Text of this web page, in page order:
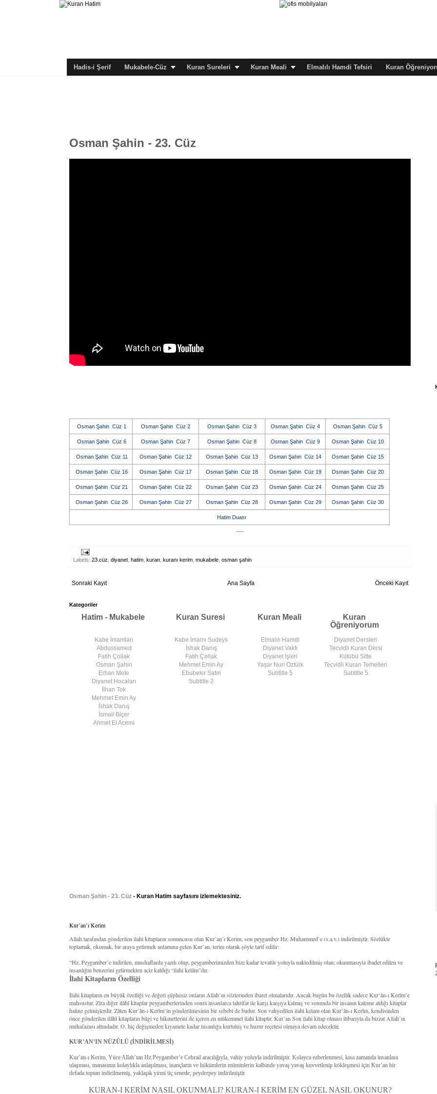
Hadis-i Şerif Mukabele-Cüz Kuran Sureleri Kuran Meali Elmalılı Hamdi Tefsiri Kuran
Osman Şahin - 23. Cüz
Osman Şahin Cüz 1 Osman Şahin Cüz 2 Osman Şahin Cüz 3 Osman Şahin Cüz 4 Osman Şahin Cüz 5
Osman Şahin Cüz 6 Osman Şahin Cüz 7 Osman Şahin Cüz 8 Osman Şahin Cüz 9 Osman Şahin Cüz 10
Osman Şahin Cüz 11 Osman Şahin Cüz 12 Osman Şahin Cüz 13 Osman Şahin Cüz 14 Osman Şahin Cüz 15
Osman Şahin Cüz 16 Osman Şahin Cüz 17 Osman Şahin Cüz 18 Osman Şahin Cüz 19 Osman Şahin Cüz 20
Osman Şahin Cüz 21 Osman Şahin Cüz 22 Osman Şahin Cüz 23 Osman Şahin Cüz 24 Osman Şahin Cüz 25
Osman Şahin Cüz 26 Osman Şahin Cüz 27 Osman Şahin Cüz 28 Osman Şahin Cüz 29 Osman Şahin Cüz 30
Hatim Duası
----
Labels: 23.cüz diyanet hatim kuran kuranı kerim mukabele osman şahin
Sonraki Kayıt Önceki Kayıt
Ana Sayfa
Kategoriler
Hatim - Mukabele Kuran Suresi Kuran Meali
Kuran
Öğreniyorum
Kabe İmamları
Abdussamed
Fatih Çollak
Osman Şahin
Erhan Mete
Diyanet Hocaları
İlhan Tok
Mehmet Emin Ay
İshak Danış
İsmail Biçer
Ahmet El Acemi
Kabe İmamı Sudeys
İshak Danış
Fatih Çollak
Mehmet Emin Ay
Ebubekir Satıri
Subtitle 2
Elmalılı Hamdi
Diyanet Vakfı
Diyanet İşleri
Yaşar Nuri Öztürk
Subtitle 5
Diyanet Dersleri
Tecvidli Kuran Dersi
Kütübü Sitte
Tecvidli Kuran Temelleri
Subtitle 5
Osman Şahin - 23. Cüz - Kuran Hatim sayfasını izlemektesiniz.
Kur’an’ı Kerim
Allah tarafından gönderilen ilahi kitapların sonuncusu olan Kur’an’ı Kerim, son peygamber Hz. Muhammed’e (s.a.v.) indirilmiştir. Sözlükte
toplamak, okumak, bir araya getirmek anlamına gelen Kur’an, terim olarak şöyle tarif edilir:
“Hz. Peygamber’e indirilen, mushaflarda yazılı olup, peygamberimizden bize kadar tevatür yoluyla nakledilmiş olan; okunmasıyla ibadet edilen ve
insanlığın benzerini getirmekten aciz kaldığı “ilahi kelâm”dır.
İlahi Kitapların Özelliği
İlahi kitapların en büyük özelliği ve değeri şüphesiz onların Allah’ın sözlerinden ibaret olmalarıdır. Ancak bugün bu özellik sadece Kur’ân-ı Kerîm’e
mahsustur. Zira diğer ilâhî kitaplar peygamberlerinden sonra insanlarca tahrifat ile karşı karşıya kalmış ve sonunda bir insanın kaleme aldığı kitaplar
haline gelmişlerdir. Zâten Kur’ân-ı Kerîm’in gönderilmesinin bir sebebi de budur. Son vahyedilen ilahi kelam olan Kur’ân-ı Kerîm, kendisinden
önce gönderilen ilâhî kitapların bilgi ve hikmetlerini de içeren en mükemmel ilahi kitaptır. Kur’an Son ilahi kitap olması itibarıyla da bizzat Allah’ın
muhafazası altındadır. O, hiç değişmeden kıyamete kadar insanlığa kurtuluş ve huzur reçetesi olmaya devam edecektir.
KUR’AN’IN NÜZÛLÜ (İNDİRİLMESİ)
Kur’an-ı Kerim, Yüce Allah’tan Hz.Peygamber’e Cebrail aracılığıyla, vahiy yoluyla indirilmiştir. Kolayca ezberlenmesi, kısa zamanda insanlara
ulaşması, manasının kolaylıkla anlaşılması, inançların ve hükümlerin müminlerin kalbinde yavaş yavaş kuvvetlenip kökleşmesi için Kur’an bir
defada toptan indirilmemiş, yaklaşık yirmi üç senede, peyderpey indirilmiştir.
KURAN-I KERİM NASIL OKUNMALI? KURAN-I KERİM EN GÜZEL NASIL OKUNUR?